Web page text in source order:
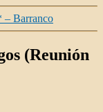
– Barranco
(Reunión